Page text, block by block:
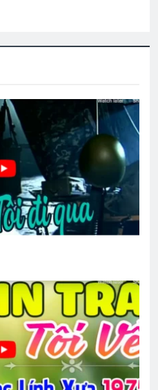
SAIGON
PHÚCChuyện của tôi
Trần Thụy Ly K13
Đức Toại K23